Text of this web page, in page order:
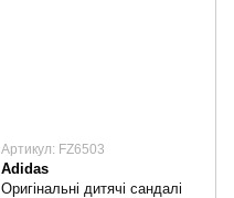
Артикул: FZ6503
Adidas
Оригінальні дитячі сандалі